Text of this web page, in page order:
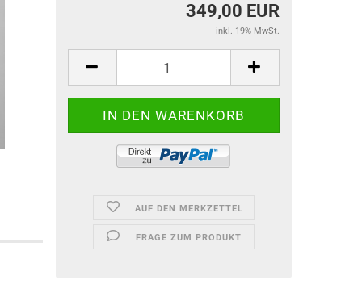
349,00 EUR
inkl. 19% MwSt.
AUF DEN MERKZETTEL
FRAGE ZUM PRODUKT